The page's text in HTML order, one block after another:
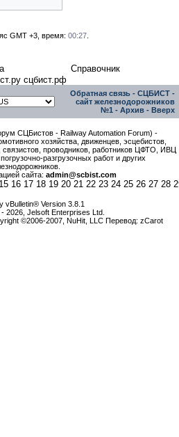
GMT +3, время: 00:27.
Справочник
сцбист.рф
Обратная связь - СЦБИСТ -
сайт железнодорожников
№1 - Архив - Вверх
СЦБистов - Railway Automation Forum) -
хозяйства, движенцев, эсцебистов,
связистов, проводников, работников ЦФТО, ИВЦ
разгрузочных работ и других
сайта: admin@scbist.com
15 16 17 18 19 20 21 22 23 24 25 26 27 28
vBulletin® Version 3.8.1
2026, Jelsoft Enterprises Ltd.
©2006-2007, NuHit, LLC Перевод: zCarot